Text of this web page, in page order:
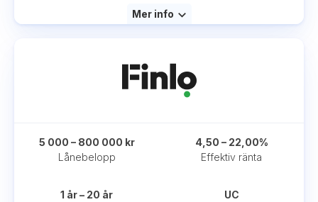
Mer info
Lånebelopp
5 000 – 800 000 kr
Effektiv ränta
4,50 – 22,00%
1 år – 20 år
UC